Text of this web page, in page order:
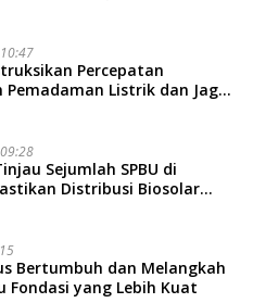
Percepatan
Pemadaman Listrik dan Jaga
Sejumlah SPBU di
Distribusi Biosolar
Bertumbuh dan Melangkah
Fondasi yang Lebih Kuat